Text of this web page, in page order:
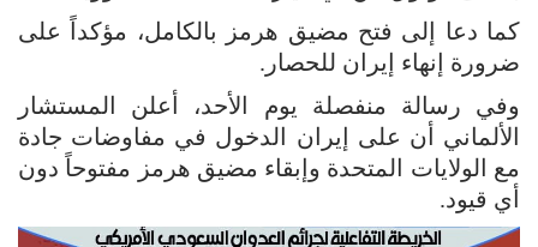
كما دعا إلى فتح مضيق هرمز بالكامل، مؤكداً على
ضرورة إنهاء إيران للحصار.
وفي رسالة منفصلة يوم الأحد، أعلن المستشار
الألماني أن على إيران الدخول في مفاوضات جادة
مع الولايات المتحدة وإبقاء مضيق هرمز مفتوحاً دون
أي قيود.